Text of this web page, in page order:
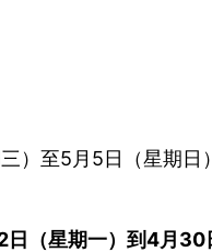
）至5月5日（星期
（星期一）到4月